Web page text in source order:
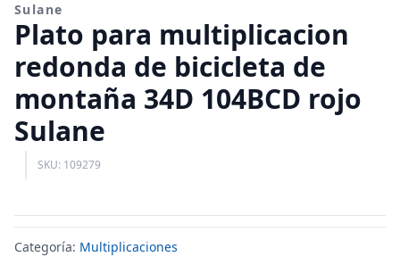
Sulane
Plato para multiplicacion
redonda de bicicleta de
montaña 34D 104BCD rojo
Sulane
SKU: 109279
Categoría: Multiplicaciones